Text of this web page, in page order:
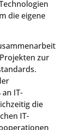
die eigene
zur
IT-
die
IT-